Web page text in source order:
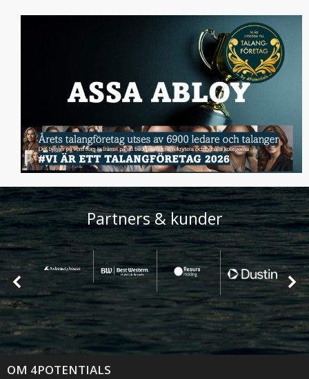
Partners & kunder
OM 4POTENTIALS